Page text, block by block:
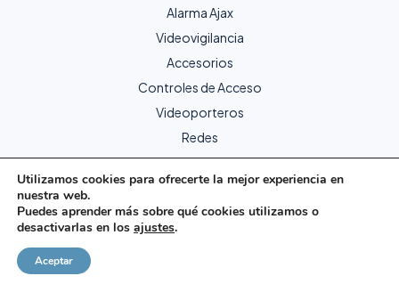
Alarma Ajax
Videovigilancia
Accesorios
Controles de Acceso
Videoporteros
Redes
Copyright © 2024 Protecme Seguridad. Todos los derechos
reservados.
Utilizamos cookies para ofrecerte la mejor experiencia en
nuestra web.
Puedes aprender más sobre qué cookies utilizamos o
desactivarlas en los ajustes.
Aceptar